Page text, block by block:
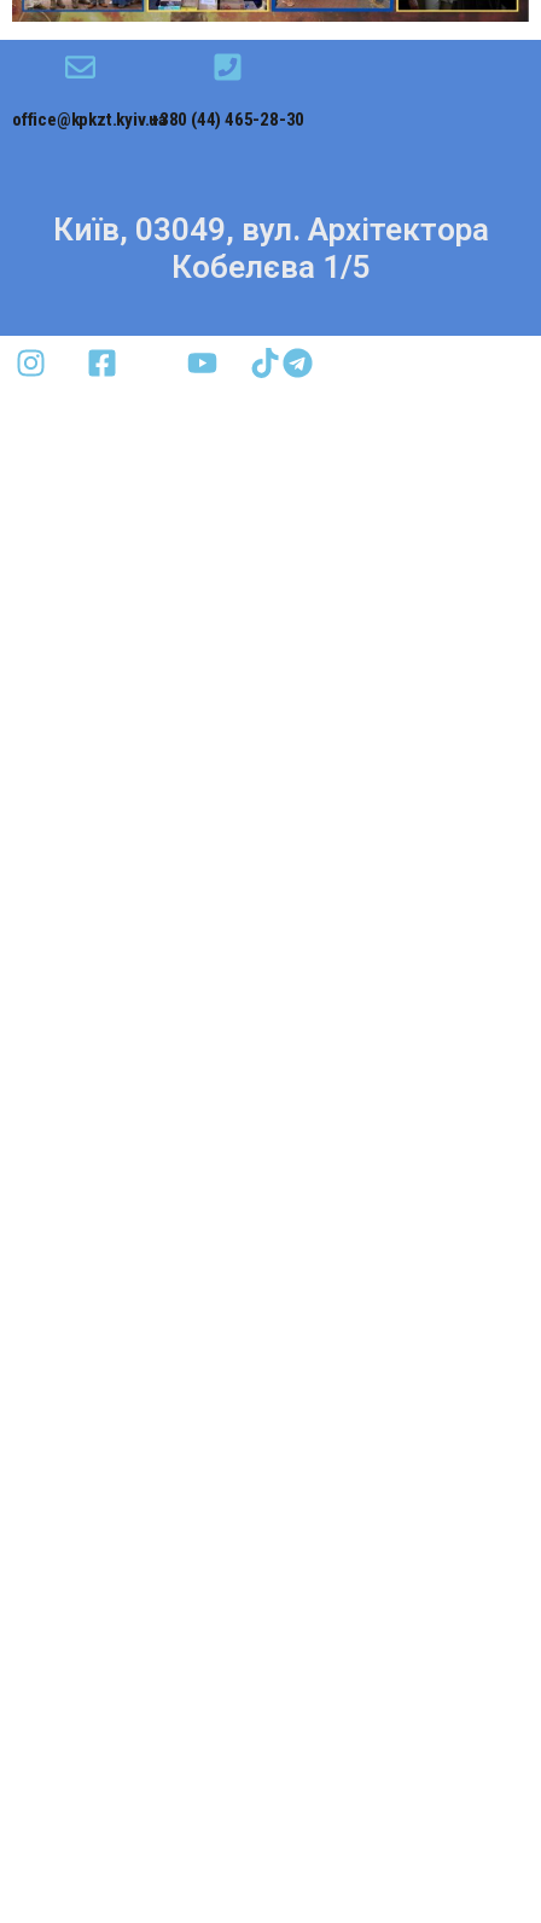
office@kpkzt.kyiv.ua+380 (44) 465-28-30
Київ, 03049, вул. Архітектора
Кобелєва 1/5